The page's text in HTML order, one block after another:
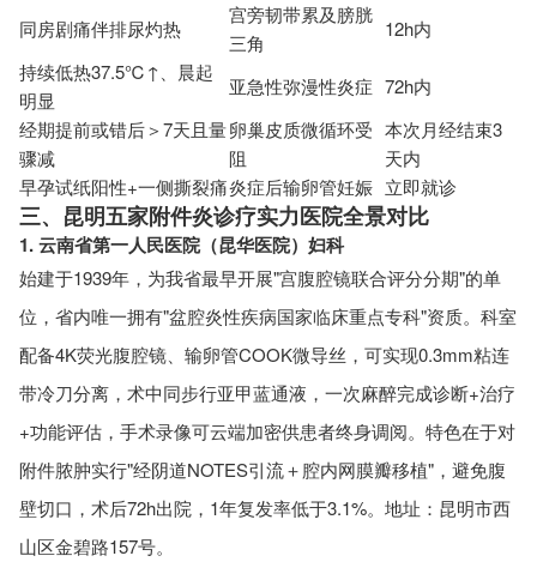
同房剧痛伴排尿灼热
宫旁韧带累及膀胱
三角
12h内
持续低热37.5℃↑、晨起
明显
亚急性弥漫性炎症 72h内
经期提前或错后＞7天且量
骤减
卵巢皮质微循环受
阻
本次月经结束3
天内
早孕试纸阳性+一侧撕裂痛炎症后输卵管妊娠 立即就诊
三、昆明五家附件炎诊疗实力医院全景对比
1. 云南省第一人民医院（昆华医院）妇科
始建于1939年，为我省最早开展"宫腹腔镜联合评分分期"的单
位，省内唯一拥有"盆腔炎性疾病国家临床重点专科"资质。科室
配备4K荧光腹腔镜、输卵管COOK微导丝，可实现0.3mm粘连
带冷刀分离，术中同步行亚甲蓝通液，一次麻醉完成诊断+治疗
+功能评估，手术录像可云端加密供患者终身调阅。特色在于对
附件脓肿实行"经阴道NOTES引流＋腔内网膜瓣移植"，避免腹
壁切口，术后72h出院，1年复发率低于3.1%。地址：昆明市西
山区金碧路157号。